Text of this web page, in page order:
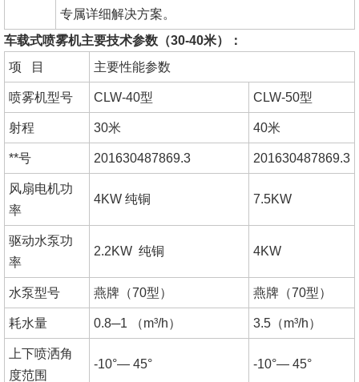
专属详细解决方案。
车载式喷雾机主要技术参数（30-40米）：
项 目
主要性能参数
喷雾机型号 CLW-40型 CLW-50型
射程 30米 40米
**号 201630487869.3 201630487869.3
风扇电机功
率
4KW 纯铜 7.5KW
驱动水泵功
率
2.2KW 纯铜 4KW
水泵型号 燕牌（70型） 燕牌（70型）
耗水量 0.8─1 （m³/h） 3.5（m³/h）
上下喷洒角
度范围
-10°— 45° -10°— 45°